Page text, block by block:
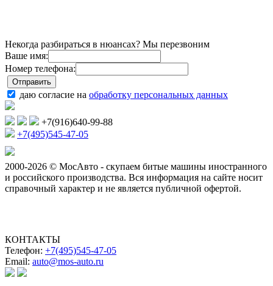
Некогда разбираться в нюансах? Мы перезвоним
Ваше имя:
Номер телефона:
даю согласие на обработку персональных данных
+7(916)640-99-88
+7(495)545-47-05
2000-2026 © МосАвто - скупаем битые машины иностранного
и российского производства. Вся информация на сайте носит
справочный характер и не является публичной офертой.
КОНТАКТЫ
Телефон: +7(495)545-47-05
Email: auto@mos-auto.ru